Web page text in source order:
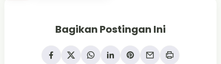
Bagikan Postingan Ini